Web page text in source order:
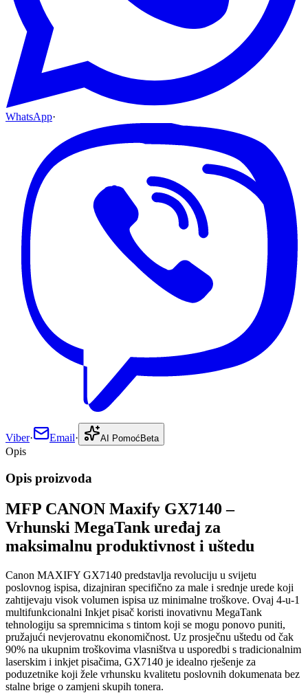
WhatsApp·
Viber· Email· AI Pomoć Beta
Opis
Opis proizvoda
MFP CANON Maxify GX7140 –
Vrhunski MegaTank uređaj za
maksimalnu produktivnost i uštedu
Canon MAXIFY GX7140 predstavlja revoluciju u svijetu
poslovnog ispisa, dizajniran specifično za male i srednje urede koji
zahtijevaju visok volumen ispisa uz minimalne troškove. Ovaj 4-u-1
multifunkcionalni Inkjet pisač koristi inovativnu MegaTank
tehnologiju sa spremnicima s tintom koji se mogu ponovo puniti,
pružajući nevjerovatnu ekonomičnost. Uz prosječnu uštedu od čak
90% na ukupnim troškovima vlasništva u usporedbi s tradicionalnim
laserskim i inkjet pisačima, GX7140 je idealno rješenje za
poduzetnike koji žele vrhunsku kvalitetu poslovnih dokumenata bez
stalne brige o zamjeni skupih tonera.